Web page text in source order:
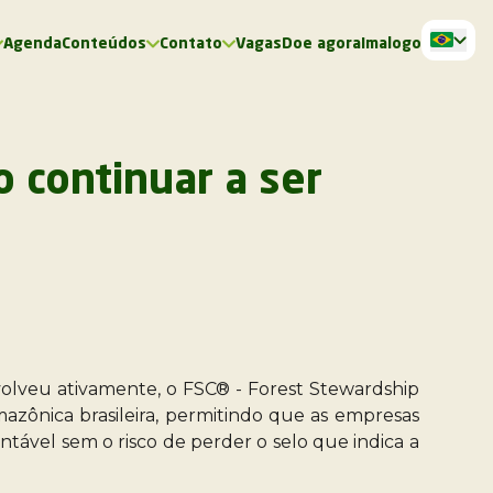
AgendaConteúdos Contato VagasDoe agora Imalogo
continuar a ser
ativamente, o FSC® - Forest Stewardship
brasileira, permitindo que as empresas
sem o risco de perder o selo que indica a